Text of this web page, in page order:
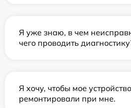
Я уже знаю, в чем
чего проводить
Я хочу, чтобы мое устройство
ремонтировали при мне.